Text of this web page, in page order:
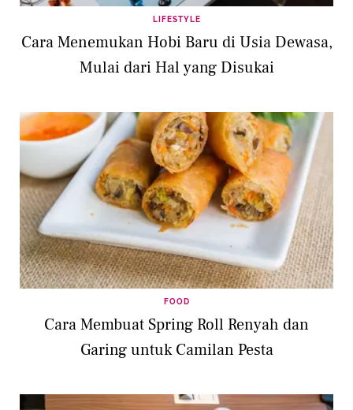
LIFESTYLE
Cara Menemukan Hobi Baru di Usia Dewasa,
Mulai dari Hal yang Disukai
FOOD
Cara Membuat Spring Roll Renyah dan
Garing untuk Camilan Pesta